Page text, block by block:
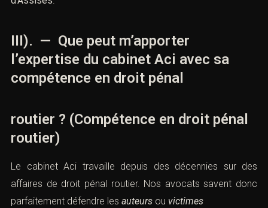
III). — Que peut m’apporter
l’expertise du cabinet Aci avec sa
compétence en droit pénal
routier ? (Compétence en droit pénal
routier)
Le cabinet Aci travaille depuis des décennies sur des
affaires de droit pénal routier. Nos avocats savent donc
parfaitement défendre les auteurs ou victimes